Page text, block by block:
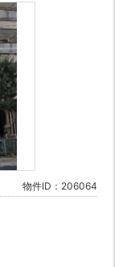
物件ID：206064